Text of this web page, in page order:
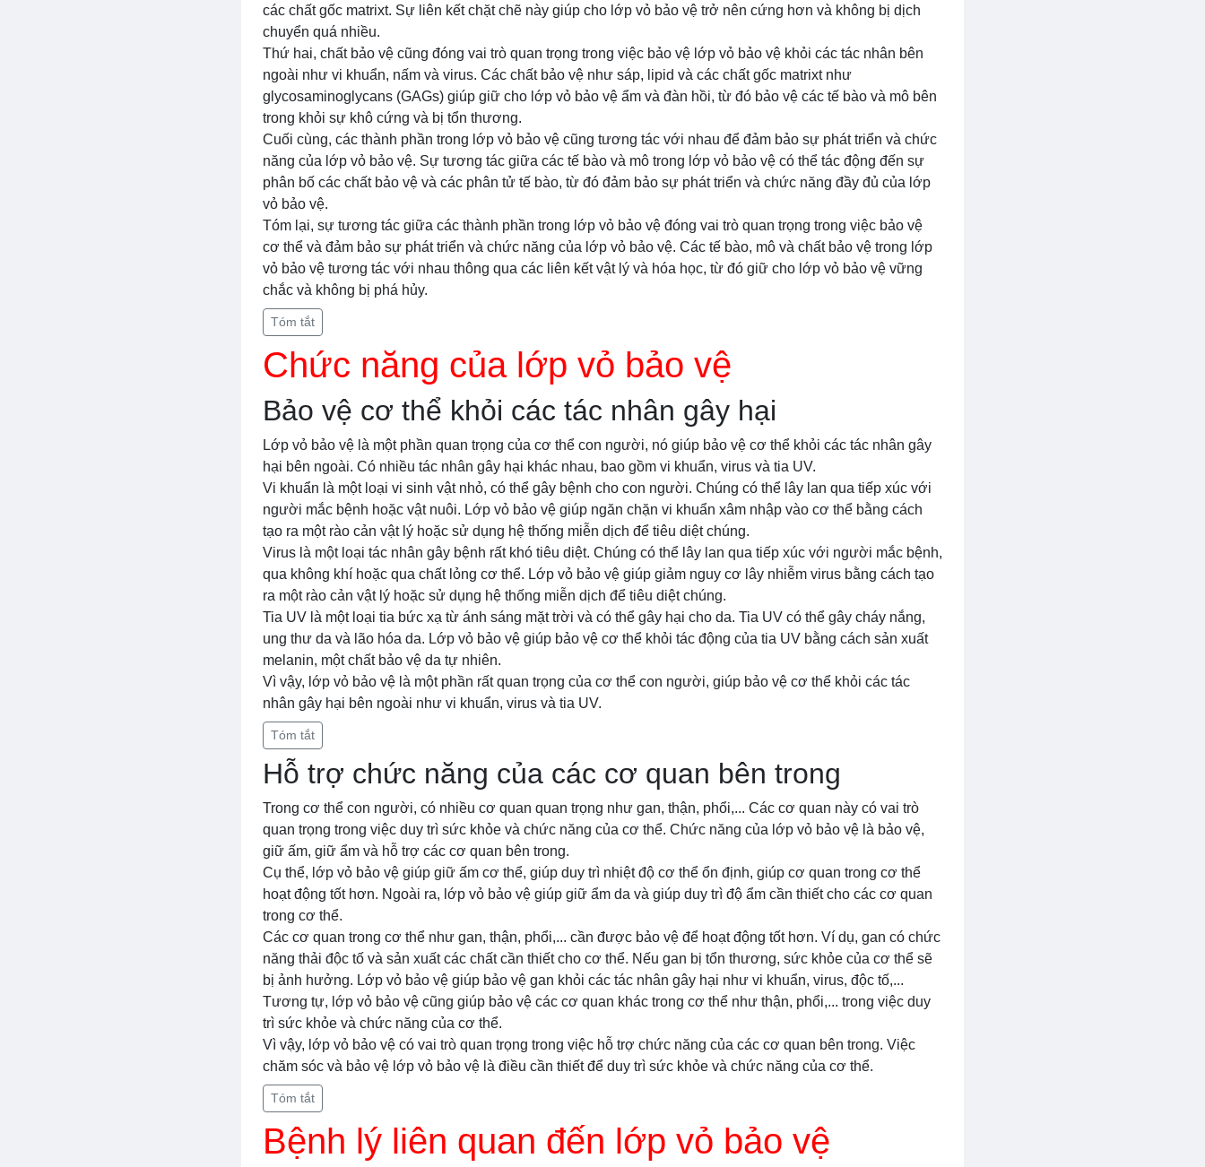
các chất gốc matrixt. Sự liên kết chặt chẽ này giúp cho lớp vỏ bảo vệ trở nên cứng hơn và không bị dịch
chuyển quá nhiều.
Thứ hai, chất bảo vệ cũng đóng vai trò quan trọng trong việc bảo vệ lớp vỏ bảo vệ khỏi các tác nhân bên
ngoài như vi khuẩn, nấm và virus. Các chất bảo vệ như sáp, lipid và các chất gốc matrixt như
glycosaminoglycans (GAGs) giúp giữ cho lớp vỏ bảo vệ ẩm và đàn hồi, từ đó bảo vệ các tế bào và mô bên
trong khỏi sự khô cứng và bị tổn thương.
Cuối cùng, các thành phần trong lớp vỏ bảo vệ cũng tương tác với nhau để đảm bảo sự phát triển và chức
năng của lớp vỏ bảo vệ. Sự tương tác giữa các tế bào và mô trong lớp vỏ bảo vệ có thể tác động đến sự
phân bố các chất bảo vệ và các phân tử tế bào, từ đó đảm bảo sự phát triển và chức năng đầy đủ của lớp
vỏ bảo vệ.
Tóm lại, sự tương tác giữa các thành phần trong lớp vỏ bảo vệ đóng vai trò quan trọng trong việc bảo vệ
cơ thể và đảm bảo sự phát triển và chức năng của lớp vỏ bảo vệ. Các tế bào, mô và chất bảo vệ trong lớp
vỏ bảo vệ tương tác với nhau thông qua các liên kết vật lý và hóa học, từ đó giữ cho lớp vỏ bảo vệ vững
chắc và không bị phá hủy.
Tóm tắt
Chức năng của lớp vỏ bảo vệ
Bảo vệ cơ thể khỏi các tác nhân gây hại
Lớp vỏ bảo vệ là một phần quan trọng của cơ thể con người, nó giúp bảo vệ cơ thể khỏi các tác nhân gây
hại bên ngoài. Có nhiều tác nhân gây hại khác nhau, bao gồm vi khuẩn, virus và tia UV.
Vi khuẩn là một loại vi sinh vật nhỏ, có thể gây bệnh cho con người. Chúng có thể lây lan qua tiếp xúc với
người mắc bệnh hoặc vật nuôi. Lớp vỏ bảo vệ giúp ngăn chặn vi khuẩn xâm nhập vào cơ thể bằng cách
tạo ra một rào cản vật lý hoặc sử dụng hệ thống miễn dịch để tiêu diệt chúng.
Virus là một loại tác nhân gây bệnh rất khó tiêu diệt. Chúng có thể lây lan qua tiếp xúc với người mắc bệnh,
qua không khí hoặc qua chất lỏng cơ thể. Lớp vỏ bảo vệ giúp giảm nguy cơ lây nhiễm virus bằng cách tạo
ra một rào cản vật lý hoặc sử dụng hệ thống miễn dịch để tiêu diệt chúng.
Tia UV là một loại tia bức xạ từ ánh sáng mặt trời và có thể gây hại cho da. Tia UV có thể gây cháy nắng,
ung thư da và lão hóa da. Lớp vỏ bảo vệ giúp bảo vệ cơ thể khỏi tác động của tia UV bằng cách sản xuất
melanin, một chất bảo vệ da tự nhiên.
Vì vậy, lớp vỏ bảo vệ là một phần rất quan trọng của cơ thể con người, giúp bảo vệ cơ thể khỏi các tác
nhân gây hại bên ngoài như vi khuẩn, virus và tia UV.
Tóm tắt
Hỗ trợ chức năng của các cơ quan bên trong
Trong cơ thể con người, có nhiều cơ quan quan trọng như gan, thận, phổi,... Các cơ quan này có vai trò
quan trọng trong việc duy trì sức khỏe và chức năng của cơ thể. Chức năng của lớp vỏ bảo vệ là bảo vệ,
giữ ấm, giữ ẩm và hỗ trợ các cơ quan bên trong.
Cụ thể, lớp vỏ bảo vệ giúp giữ ấm cơ thể, giúp duy trì nhiệt độ cơ thể ổn định, giúp cơ quan trong cơ thể
hoạt động tốt hơn. Ngoài ra, lớp vỏ bảo vệ giúp giữ ẩm da và giúp duy trì độ ẩm cần thiết cho các cơ quan
trong cơ thể.
Các cơ quan trong cơ thể như gan, thận, phổi,... cần được bảo vệ để hoạt động tốt hơn. Ví dụ, gan có chức
năng thải độc tố và sản xuất các chất cần thiết cho cơ thể. Nếu gan bị tổn thương, sức khỏe của cơ thể sẽ
bị ảnh hưởng. Lớp vỏ bảo vệ giúp bảo vệ gan khỏi các tác nhân gây hại như vi khuẩn, virus, độc tố,...
Tương tự, lớp vỏ bảo vệ cũng giúp bảo vệ các cơ quan khác trong cơ thể như thận, phổi,... trong việc duy
trì sức khỏe và chức năng của cơ thể.
Vì vậy, lớp vỏ bảo vệ có vai trò quan trọng trong việc hỗ trợ chức năng của các cơ quan bên trong. Việc
chăm sóc và bảo vệ lớp vỏ bảo vệ là điều cần thiết để duy trì sức khỏe và chức năng của cơ thể.
Tóm tắt
Bệnh lý liên quan đến lớp vỏ bảo vệ